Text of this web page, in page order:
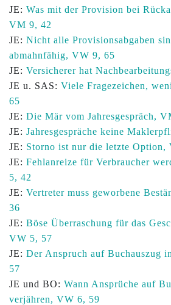
JE: Was mit der Provision bei
VM 9, 42
JE: Nicht alle Provisionsabgaben
abmahnfähig, VW 9, 65
JE: Versicherer hat
JE u. SAS: Viele Fragezeichen,
65
JE: Die Mär vom Jahresgespräch,
JE: Jahresgespräche keine
JE: Storno ist nur die letzte Option,
JE: Fehlanreize für Verbraucher
5, 42
JE: Vertreter muss geworbene
36
JE: Böse Überraschung für das
VW 5, 57
JE: Der Anspruch auf Buchauszug
57
JE und BO: Wann Ansprüche auf
verjähren, VW 6, 59